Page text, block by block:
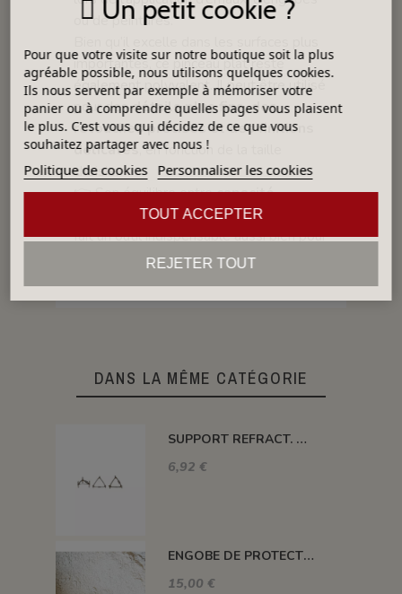
ou de peintures.
importantes, ce pinceau plat reste
également polyvalent. Il peut être utilisé
pour desdétails plus fins, des
retouches précises et des finitions
délicates , en fonction de la taille
choisie.
👉 Son équilibre entrecapacité
d’absorptionetcontrôle du geste
fait un outil indispensable aussi bien pour
le travail defondque pour les
DANS LA MÊME CATÉGORIE
SUPPORT REFRACT. DOUBLE ROND Ø 100 MM 1260°C
6,92 €
ENGOBE DE PROTECTION POUR LES PLAQUES
15,00 €
Un petit cookie ?
Pour que votre visite sur notre boutique soit la plus
agréable possible, nous utilisons quelques cookies.
Ils nous servent par exemple à mémoriser votre
panier ou à comprendre quelles pages vous plaisent
le plus. C'est vous qui décidez de ce que vous
souhaitez partager avec nous !
Politique de cookies Personnaliser les cookies
REJETER TOUT
TOUT ACCEPTER